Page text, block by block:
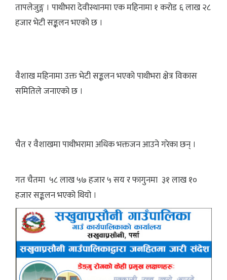
तापलेजुङ्ग । पाथीभरा देवीस्थानमा एक महिनामा १ करोड ६ लाख २८
हजार भेटी सङ्कलन भएको छ ।
वैशाख महिनामा उक्त भेटी सङ्कलन भएको पाथीभरा क्षेत्र विकास
समितिले जनाएको छ ।
चैत र वैशाखमा पाथीभरामा अधिक भक्तजन आउने गरेका छन् ।
गत चैतमा ५८ लाख ५७ हजार ५ सय र फागुनमा ३१ लाख १०
हजार सङ्कलन भएको थियो ।